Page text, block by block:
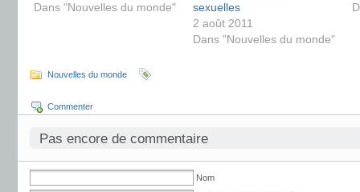
Dans "Nouvelles du monde"
sexuelles
2 août 2011
Dans "Nouvelles du monde"
Nouvelles du monde
Commenter
Pas encore de commentaire
Nom